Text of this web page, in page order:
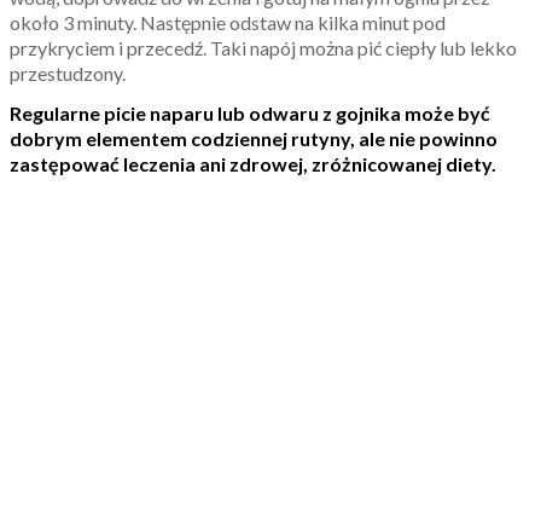
około 3 minuty. Następnie odstaw na kilka minut pod
przykryciem i przecedź. Taki napój można pić ciepły lub lekko
przestudzony.
Regularne picie naparu lub odwaru z gojnika może być
dobrym elementem codziennej rutyny, ale nie powinno
zastępować leczenia ani zdrowej, zróżnicowanej diety.